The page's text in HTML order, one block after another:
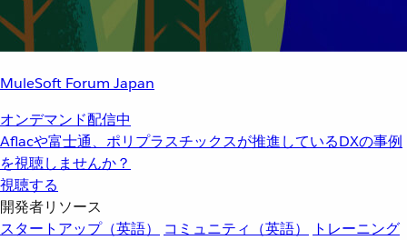
MuleSoft Forum Japan
オンデマンド配信中
Aflacや富士通、ポリプラスチックスが推進しているDXの事例
を視聴しませんか？
視聴する
開発者リソース
スタートアップ（英語）
コミュニティ（英語）
トレーニング